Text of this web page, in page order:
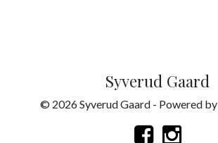
Syverud Gaard
© 2026 Syverud Gaard - Powered by